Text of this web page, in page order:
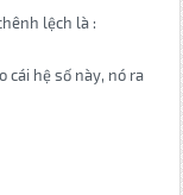
lệch là :
cái hệ số này, nó ra